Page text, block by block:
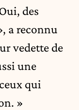
des
a reconnu
vedette de
une
qui
»